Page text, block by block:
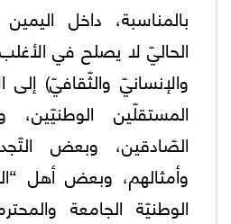
بالمناسبة، داخل
الحاليّ لا يصلح في
والإنسانيّ والثّقافيّ)
المستقلّين الوطنيّين،
الصّادقين، وبعض
وأمثالهم، وبعض أهل
الوطنيّة الجامعة